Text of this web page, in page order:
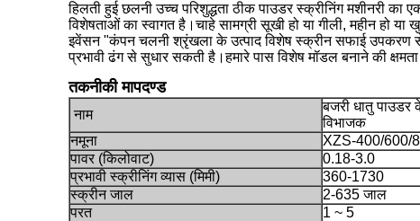
हिलती हुई छलनी उच्च परिशुद्धता ठीक पाउडर स्क्रीनिंग मशीनरी
विशेषताओं का स्वागत है।चाहे सामग्री सूखी हो या गीली, महीन हो
इवेंसन "कंपन चलनी श्रृंखला के उत्पाद विशेष स्क्रीन सफाई उपकरण
प्रभावी ढंग से सुधार सकती है।हमारे पास विशेष मॉडल बनाने की
तकनीकी मापदण्ड
नाम
बजरी धातु
विभाजक
नमूना
XZS-400/600/
पावर (किलोवाट)
0.18-3.0
प्रभावी स्क्रीनिंग व्यास (मिमी)
360-1730
स्क्रीन जाल
2-635 जाल
परत
1 ~ 5